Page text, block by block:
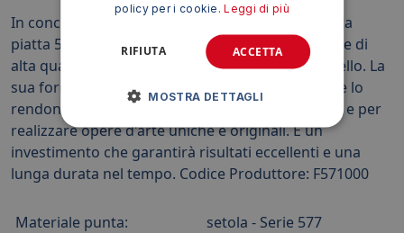
In conclusione, il Pennello GIOTTO Serie Art punta
piatta 577/10 F571000 è uno strumento versatile e di
alta qualità, ideale per artisti e creativi di ogni livello. La
sua forma, i materiali e le caratteristiche tecniche lo
rendono perfetto per diverse tecniche pittoriche e per
realizzare opere d'arte uniche e originali. È un
investimento che garantirà risultati eccellenti e una
lunga durata nel tempo. Codice Produttore: F571000
Materiale punta:
setola - Serie 577
policy per i cookie.Leggi di più
ACCETTA
RIFIUTA
MOSTRA DETTAGLI